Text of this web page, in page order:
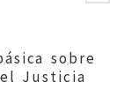
sobre
Justicia